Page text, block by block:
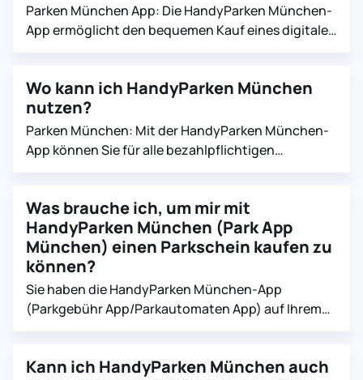
Parken München App: Die HandyParken München-
App ermöglicht den bequemen Kauf eines digitalen
digitalen Parkschein gleich von mehreren
Vorteilen: Bargeldloses Bezahlen ohne lästige
Suche nach Kleingeld Minutengenaue Abrechnung
Flexible Parkdauer Parkscheinverlängerung über
Wo kann ich HandyParken München
nutzen?
Parken München: Mit der HandyParken München-
App können Sie für alle bezahlpflichtigen
Übersicht des Geschäftsgebiets finden Sie hier.
Was brauche ich, um mir mit
HandyParken München (Park App
München) einen Parkschein kaufen zu
können?
Sie haben die HandyParken München-App
(Parkgebühr App/Parkautomaten App) auf Ihrem
einem bezahlpflichtigen Parkplatz am Straßenrand
Kann ich HandyParken München auch